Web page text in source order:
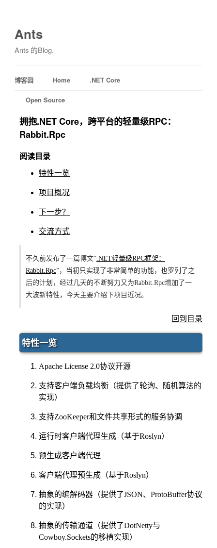
Ants
Ants 的Blog.
博客园 Home .NET Core
Open Source
拥抱.NET Core，跨平台的轻量级RPC：
Rabbit.Rpc
阅读目录
特性一览
项目概况
下一步？
交流方式
不久前发布了一篇博文“.NET轻量级RPC框架：
Rabbit.Rpc”，当初只实现了非常简单的功能，也罗列了之
后的计划，经过几天的不断努力又为Rabbit.Rpc增加了一
大波新特性，今天主要介绍下项目近况。
回到目录
特性一览
Apache License 2.0协议开源
支持客户端负载均衡（提供了轮询、随机算法的
实现）
支持ZooKeeper和文件共享形式的服务协调
运行时客户端代理生成（基于Roslyn）
预生成客户端代理
客户端代理预生成（基于Roslyn）
抽象的编解码器（提供了JSON、ProtoBuffer协议
的实现）
抽象的传输通道（提供了DotNetty与
Cowboy.Sockets的移植实现）